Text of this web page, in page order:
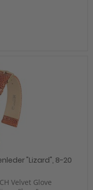
"Lizard", 8-20
Velvet Glove